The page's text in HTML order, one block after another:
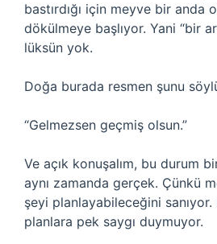
bastırdığı için meyve bir anda
dökülmeye başlıyor. Yani “bir
lüksün yok.
Doğa burada resmen şunu
“Gelmezsen geçmiş olsun.”
Ve açık konuşalım, bu durum
aynı zamanda gerçek. Çünkü
şeyi planlayabileceğini sanıyor.
planlara pek saygı duymuyor.